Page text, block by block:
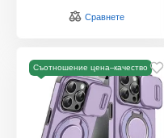
Сравнете
Съотношение цена–качество